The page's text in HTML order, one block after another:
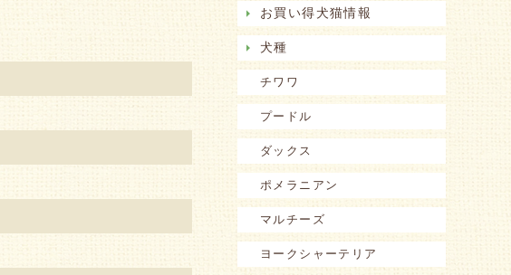
お買い得犬猫情報
犬種
チワワ
プードル
ダックス
ポメラニアン
マルチーズ
ヨークシャーテリア